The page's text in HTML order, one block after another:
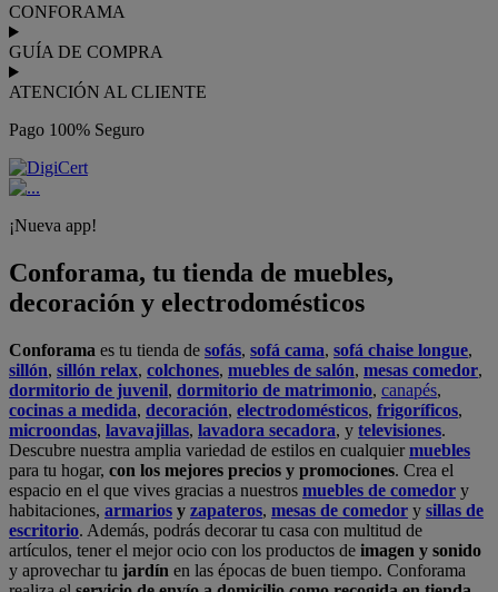
CONFORAMA
GUÍA DE COMPRA
ATENCIÓN AL CLIENTE
Pago 100% Seguro
¡Nueva app!
Conforama, tu tienda de muebles,
decoración y electrodomésticos
Conforama es tu tienda de sofás, sofá cama, sofá chaise longue,
sillón, sillón relax, colchones, muebles de salón, mesas comedor,
dormitorio de juvenil, dormitorio de matrimonio, canapés,
cocinas a medida, decoración, electrodomésticos, frigoríficos,
microondas, lavavajillas, lavadora secadora, y televisiones.
Descubre nuestra amplia variedad de estilos en cualquiermuebles
para tu hogar, con los mejores precios y promociones. Crea el
espacio en el que vives gracias a nuestros muebles de comedor y
habitaciones, armarios y zapateros, mesas de comedor y sillas de
escritorio. Además, podrás decorar tu casa con multitud de
artículos, tener el mejor ocio con los productos de imagen y sonido
y aprovechar tu jardín en las épocas de buen tiempo. Conforama